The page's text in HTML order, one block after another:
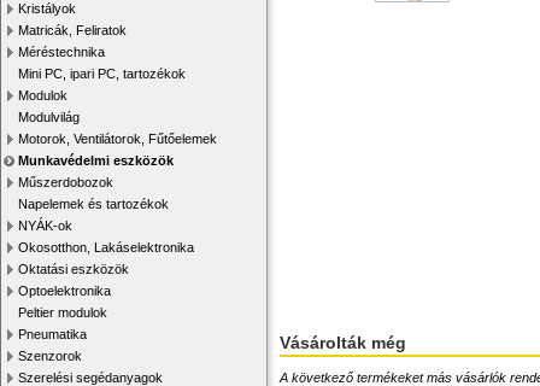
Kristályok
Matricák, Feliratok
Méréstechnika
Mini PC, ipari PC, tartozékok
Modulok
Modulvilág
Motorok, Ventilátorok, Fűtőelemek
Munkavédelmi eszközök
Műszerdobozok
Napelemek és tartozékok
NYÁK-ok
Okosotthon, Lakáselektronika
Oktatási eszközök
Optoelektronika
Peltier modulok
Pneumatika
Szenzorok
Szerelési segédanyagok
Vásárolták még
A következő termékeket más vásárlók